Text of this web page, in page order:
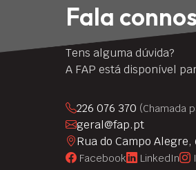
Fala
Tens alguma dúvida?
A FAP está disponível
226 076 370 (Chamada
geral@fap.pt
Rua do Campo Alegre,
Facebook LinkedIn